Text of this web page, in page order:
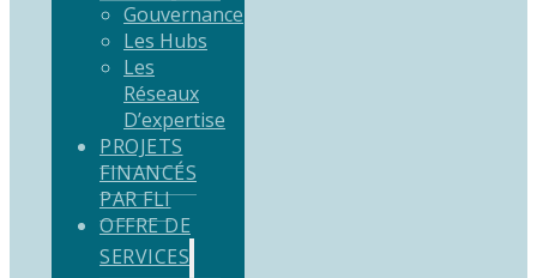
Gouvernance
Les Hubs
Les
Réseaux
D’expertise
PROJETS
FINANCÉS
PAR FLI
OFFRE DE
SERVICES